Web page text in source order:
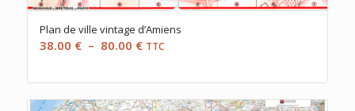
Plan de ville vintage d’Amiens
38.00 € – 80.00 €Plage
prix :
38.00 €
TTC